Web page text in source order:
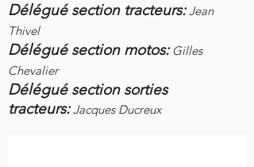
Délégué section tracteurs:Jean
Thivel
Délégué section motos:Gilles
Chevalier
Délégué section sorties
tracteurs:Jacques Ducreux